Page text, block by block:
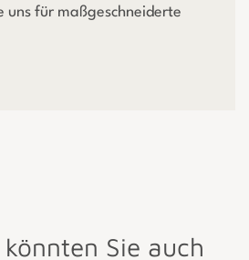
uns für maßgeschneiderte
Sie auch